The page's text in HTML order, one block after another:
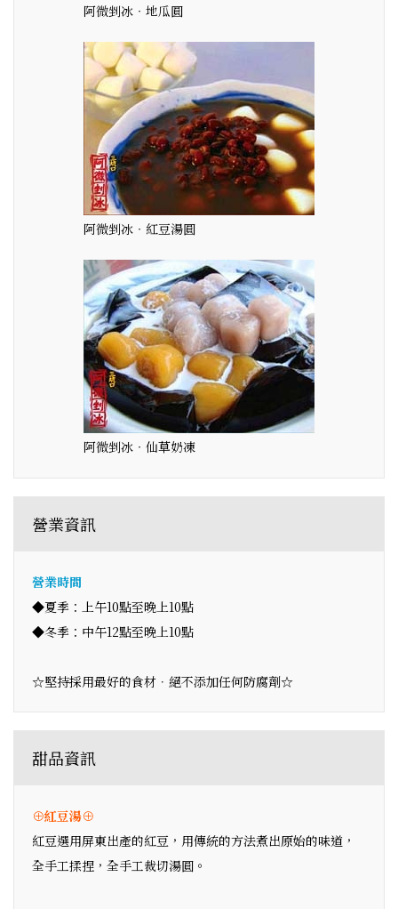
阿微剉冰‧地瓜圓
阿微剉冰‧紅豆湯圓
阿微剉冰‧仙草奶凍
營業資訊
營業時間
◆夏季：上午10點至晚上10點
◆冬季：中午12點至晚上10點
☆堅持採用最好的食材．絕不添加任何防腐劑☆
甜品資訊
⊕紅豆湯⊕
紅豆選用屏東出產的紅豆，用傳統的方法煮出原始的味道，
全手工揉捏，全手工裁切湯圓。